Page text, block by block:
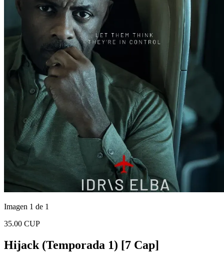
Imagen 1 de 1
35.00 CUP
Hijack (Temporada 1) [7 Cap]